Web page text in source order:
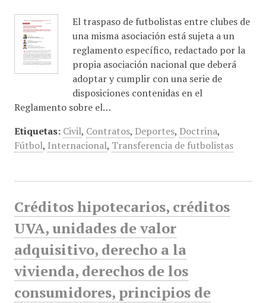
El traspaso de futbolistas entre clubes de
una misma asociación está sujeta a un
reglamento específico, redactado por la
propia asociación nacional que deberá
adoptar y cumplir con una serie de
disposiciones contenidas en el
Reglamento sobre el…
Etiquetas: Civil, Contratos, Deportes, Doctrina,
Fútbol, Internacional, Transferencia de futbolistas
Créditos hipotecarios, créditos
UVA, unidades de valor
adquisitivo, derecho a la
vivienda, derechos de los
consumidores, principios de